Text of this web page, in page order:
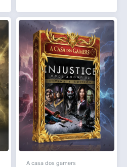
A casa dos gamers